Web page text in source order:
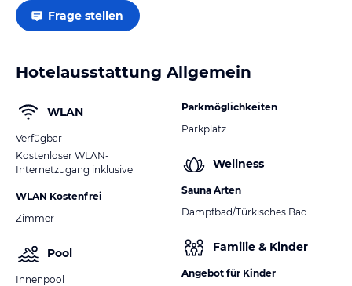
Frage stellen
Hotelausstattung Allgemein
WLAN
Verfügbar
Kostenloser WLAN-
Internetzugang inklusive
WLAN Kostenfrei
Zimmer
Pool
Innenpool
Parkmöglichkeiten
Parkplatz
Wellness
Sauna Arten
Dampfbad/Türkisches Bad
Familie & Kinder
Angebot für Kinder